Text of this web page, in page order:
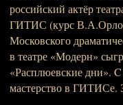
российский актёр
ГИТИС (курс
Московского
в театре «Модерн»
«Расплюевские дни». C
мастерство в ГИТИСе.